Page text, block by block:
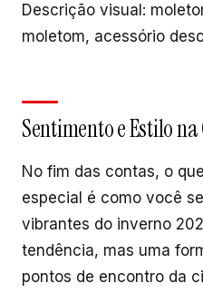
Descrição visual:
moletom, acessório
Sentimento e Estilo
No fim das contas, o
especial é como você
vibrantes do inverno
tendência, mas uma
pontos de encontro da